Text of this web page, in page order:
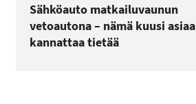
Sähköauto matkailuvaunun
vetoautona – nämä kuusi asiaa
kannattaa tietää